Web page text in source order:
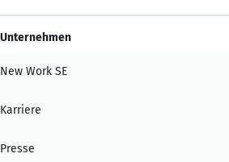
Unternehmen
New Work SE
Karriere
Presse